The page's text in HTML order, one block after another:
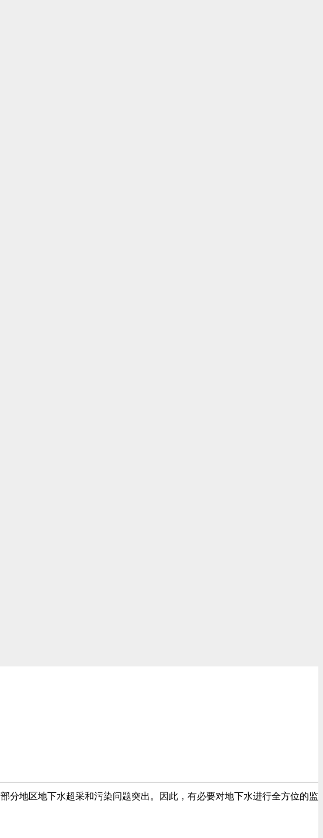
地区地下水超采和污染问题突出。因此，有必要对地下水进行全方位的监